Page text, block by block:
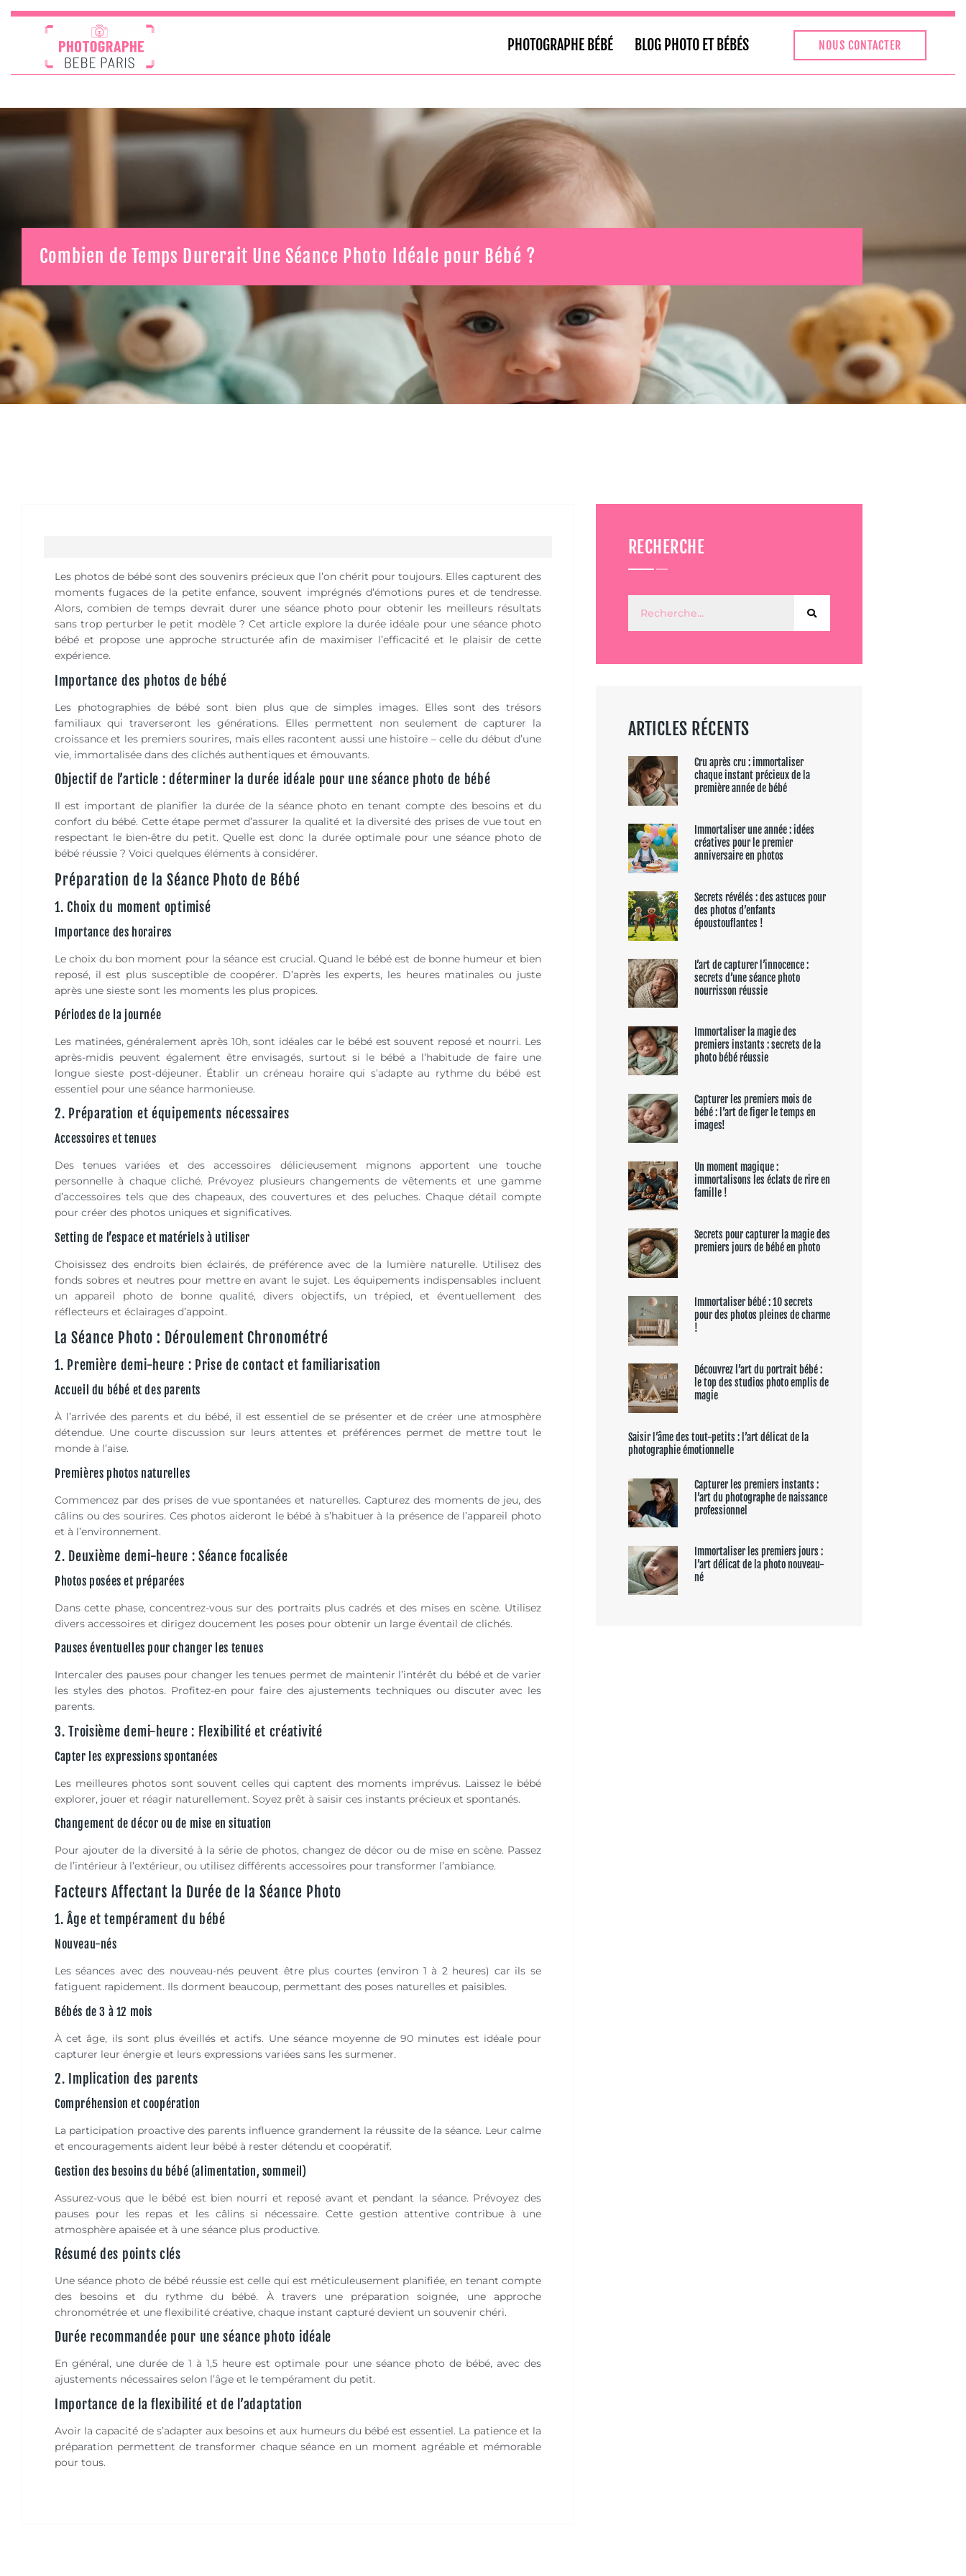
PHOTOGRAPHE BÉBÉ BLOG PHOTO ET BÉBÉS NOUS CONTACTER
Combien de Temps Durerait Une Séance Photo Idéale pour Bébé ?
Les photos de bébé sont des souvenirs précieux que l’on chérit pour toujours. Elles capturent des
moments fugaces de la petite enfance, souvent imprégnés d’émotions pures et de tendresse.
Alors, combien de temps devrait durer une séance photo pour obtenir les meilleurs résultats
sans trop perturber le petit modèle ? Cet article explore la durée idéale pour une séance photo
bébé et propose une approche structurée afin de maximiser l’efficacité et le plaisir de cette
expérience.
Importance des photos de bébé
Les photographies de bébé sont bien plus que de simples images. Elles sont des trésors
familiaux qui traverseront les générations. Elles permettent non seulement de capturer la
croissance et les premiers sourires, mais elles racontent aussi une histoire – celle du début d’une
vie, immortalisée dans des clichés authentiques et émouvants.
Objectif de l’article : déterminer la durée idéale pour une séance photo de bébé
Il est important de planifier la durée de la séance photo en tenant compte des besoins et du
confort du bébé. Cette étape permet d’assurer la qualité et la diversité des prises de vue tout en
respectant le bien-être du petit. Quelle est donc la durée optimale pour une séance photo de
bébé réussie ? Voici quelques éléments à considérer.
Préparation de la Séance Photo de Bébé
1. Choix du moment optimisé
Importance des horaires
Le choix du bon moment pour la séance est crucial. Quand le bébé est de bonne humeur et bien
reposé, il est plus susceptible de coopérer. D’après les experts, les heures matinales ou juste
après une sieste sont les moments les plus propices.
Périodes de la journée
Les matinées, généralement après 10h, sont idéales car le bébé est souvent reposé et nourri. Les
après-midis peuvent également être envisagés, surtout si le bébé a l’habitude de faire une
longue sieste post-déjeuner. Établir un créneau horaire qui s’adapte au rythme du bébé est
essentiel pour une séance harmonieuse.
2. Préparation et équipements nécessaires
Accessoires et tenues
Des tenues variées et des accessoires délicieusement mignons apportent une touche
personnelle à chaque cliché. Prévoyez plusieurs changements de vêtements et une gamme
d’accessoires tels que des chapeaux, des couvertures et des peluches. Chaque détail compte
pour créer des photos uniques et significatives.
Setting de l’espace et matériels à utiliser
Choisissez des endroits bien éclairés, de préférence avec de la lumière naturelle. Utilisez des
fonds sobres et neutres pour mettre en avant le sujet. Les équipements indispensables incluent
un appareil photo de bonne qualité, divers objectifs, un trépied, et éventuellement des
réflecteurs et éclairages d’appoint.
La Séance Photo : Déroulement Chronométré
1. Première demi-heure : Prise de contact et familiarisation
Accueil du bébé et des parents
À l’arrivée des parents et du bébé, il est essentiel de se présenter et de créer une atmosphère
détendue. Une courte discussion sur leurs attentes et préférences permet de mettre tout le
monde à l’aise.
Premières photos naturelles
Commencez par des prises de vue spontanées et naturelles. Capturez des moments de jeu, des
câlins ou des sourires. Ces photos aideront le bébé à s’habituer à la présence de l’appareil photo
et à l’environnement.
2. Deuxième demi-heure : Séance focalisée
Photos posées et préparées
Dans cette phase, concentrez-vous sur des portraits plus cadrés et des mises en scène. Utilisez
divers accessoires et dirigez doucement les poses pour obtenir un large éventail de clichés.
Pauses éventuelles pour changer les tenues
Intercaler des pauses pour changer les tenues permet de maintenir l’intérêt du bébé et de varier
les styles des photos. Profitez-en pour faire des ajustements techniques ou discuter avec les
parents.
3. Troisième demi-heure : Flexibilité et créativité
Capter les expressions spontanées
Les meilleures photos sont souvent celles qui captent des moments imprévus. Laissez le bébé
explorer, jouer et réagir naturellement. Soyez prêt à saisir ces instants précieux et spontanés.
Changement de décor ou de mise en situation
Pour ajouter de la diversité à la série de photos, changez de décor ou de mise en scène. Passez
de l’intérieur à l’extérieur, ou utilisez différents accessoires pour transformer l’ambiance.
Facteurs Affectant la Durée de la Séance Photo
1. Âge et tempérament du bébé
Nouveau-nés
Les séances avec des nouveau-nés peuvent être plus courtes (environ 1 à 2 heures) car ils se
fatiguent rapidement. Ils dorment beaucoup, permettant des poses naturelles et paisibles.
Bébés de 3 à 12 mois
À cet âge, ils sont plus éveillés et actifs. Une séance moyenne de 90 minutes est idéale pour
capturer leur énergie et leurs expressions variées sans les surmener.
2. Implication des parents
Compréhension et coopération
La participation proactive des parents influence grandement la réussite de la séance. Leur calme
et encouragements aident leur bébé à rester détendu et coopératif.
Gestion des besoins du bébé (alimentation, sommeil)
Assurez-vous que le bébé est bien nourri et reposé avant et pendant la séance. Prévoyez des
pauses pour les repas et les câlins si nécessaire. Cette gestion attentive contribue à une
atmosphère apaisée et à une séance plus productive.
Résumé des points clés
Une séance photo de bébé réussie est celle qui est méticuleusement planifiée, en tenant compte
des besoins et du rythme du bébé. À travers une préparation soignée, une approche
chronométrée et une flexibilité créative, chaque instant capturé devient un souvenir chéri.
Durée recommandée pour une séance photo idéale
En général, une durée de 1 à 1,5 heure est optimale pour une séance photo de bébé, avec des
ajustements nécessaires selon l’âge et le tempérament du petit.
Importance de la flexibilité et de l’adaptation
Avoir la capacité de s’adapter aux besoins et aux humeurs du bébé est essentiel. La patience et la
préparation permettent de transformer chaque séance en un moment agréable et mémorable
pour tous.
RECHERCHE
ARTICLES RÉCENTS
Cru après cru : immortaliser
chaque instant précieux de la
première année de bébé
Immortaliser une année : idées
créatives pour le premier
anniversaire en photos
Secrets révélés : des astuces pour
des photos d’enfants
époustouflantes !
L’art de capturer l’innocence :
secrets d’une séance photo
nourrisson réussie
Immortaliser la magie des
premiers instants : secrets de la
photo bébé réussie
Capturer les premiers mois de
bébé : l’art de figer le temps en
images!
Un moment magique :
immortalisons les éclats de rire en
famille !
Secrets pour capturer la magie des
premiers jours de bébé en photo
Immortaliser bébé : 10 secrets
pour des photos pleines de charme
!
Découvrez l’art du portrait bébé :
le top des studios photo emplis de
magie
Saisir l’âme des tout-petits : l’art délicat de la
photographie émotionnelle
Capturer les premiers instants :
l’art du photographe de naissance
professionnel
Immortaliser les premiers jours :
l’art délicat de la photo nouveau-
né